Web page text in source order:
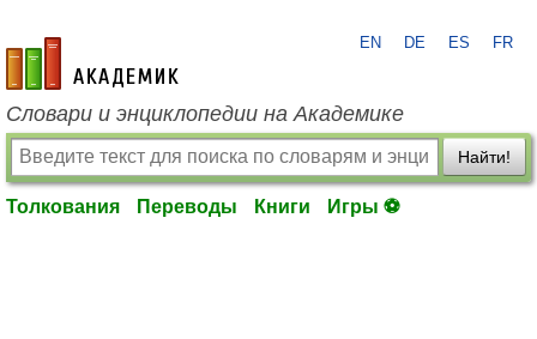
academic.ru
EN DE ES FR
Словари и энциклопедии на Академике
Найти!
Толкования Переводы Книги Игры ⚽